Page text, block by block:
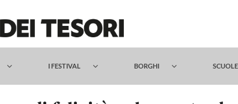
I FESTIVAL BORGHI SCUOLE